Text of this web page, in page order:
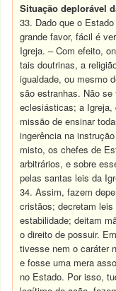
Situação deplorável
33. Dado que o
grande favor, fácil é
Igreja. – Com efeito,
tais doutrinas, a
igualdade, ou mesmo
são estranhas. Não
eclesiásticas; a Igreja,
missão de ensinar
ingerência na
misto, os chefes de
arbitrários, e sobre
pelas santas leis da
34. Assim, fazem
cristãos; decretam
estabilidade; deitam
o direito de possuir.
tivesse nem o caráter
e fosse uma mera
no Estado. Por isso,